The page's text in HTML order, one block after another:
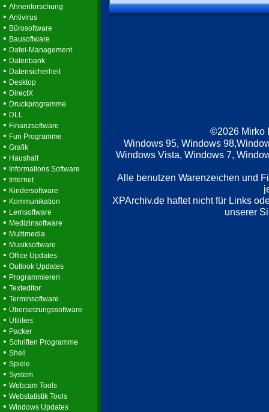
• Ahnenforschung
• Antivirus
• Bürosoftware
• Bausoftware
• Datei-Management
• Datenbank
• Datensicherheit
• Desktop
• DirectX
• Druckprogramme
• DLL
• Finanzsoftware
• Fun Programme
• Grafik
• Haushalt
• Informations Software
• Internet
• Kindersoftware
• Kommunikation
• Lernsoftware
• Medizinsoftware
• Multimedia
• Musiksoftware
• Office Updates
• Outlook Updates
• Programmieren
• Texteditor
• Terminsoftware
• Übersetzungssoftware
• Utilities
• Packer
• Schriften Programme
• Shell
• Spiele
• System
• Webcam Tools
• Webstatistik Tools
• Windows Updates
©2026 Mirko
Windows 95, Windows
Windows Vista, Windows 7,
Alle benutzen Warenzeichen und
XPArchiv.de haftet nicht für Links
unserer